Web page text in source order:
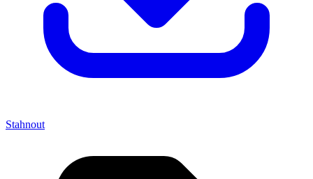
Stahnout